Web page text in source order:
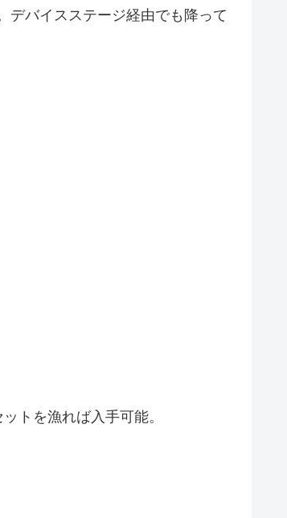
デバイスステージ経由でも降って
トを漁れば入手可能。